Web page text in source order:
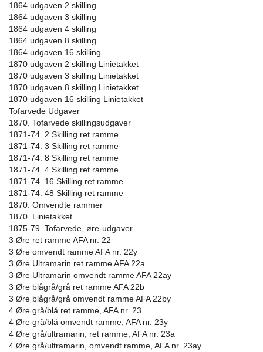
1864 udgaven 2 skilling
1864 udgaven 3 skilling
1864 udgaven 4 skilling
1864 udgaven 8 skilling
1864 udgaven 16 skilling
1870 udgaven 2 skilling Linietakket
1870 udgaven 3 skilling Linietakket
1870 udgaven 8 skilling Linietakket
1870 udgaven 16 skilling Linietakket
Tofarvede Udgaver
1870. Tofarvede skillingsudgaver
1871-74. 2 Skilling ret ramme
1871-74. 3 Skilling ret ramme
1871-74. 8 Skilling ret ramme
1871-74. 4 Skilling ret ramme
1871-74. 16 Skilling ret ramme
1871-74. 48 Skilling ret ramme
1870. Omvendte rammer
1870. Linietakket
1875-79. Tofarvede, øre-udgaver
3 Øre ret ramme AFA nr. 22
3 Øre omvendt ramme AFA nr. 22y
3 Øre Ultramarin ret ramme AFA 22a
3 Øre Ultramarin omvendt ramme AFA 22ay
3 Øre blågrå/grå ret ramme AFA 22b
3 Øre blågrå/grå omvendt ramme AFA 22by
4 Øre grå/blå ret ramme, AFA nr. 23
4 Øre grå/blå omvendt ramme, AFA nr. 23y
4 Øre grå/ultramarin, ret ramme, AFA nr. 23a
4 Øre grå/ultramarin, omvendt ramme, AFA nr. 23ay